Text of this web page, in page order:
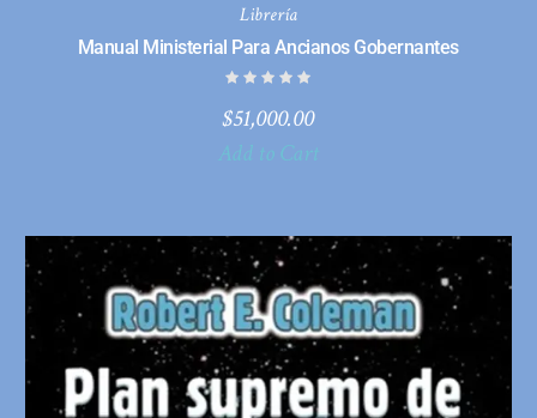
Librería
Manual Ministerial Para Ancianos Gobernantes
$51,000.00
Add to Cart